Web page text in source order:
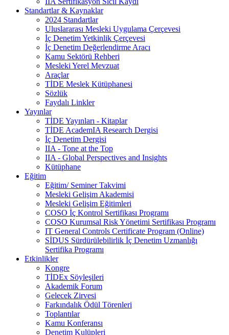
Standartlar & Kaynaklar
2024 Standartlar
Uluslararası Mesleki Uygulama Çerçevesi
İç Denetim Yetkinlik Çerçevesi
İç Denetim Değerlendirme Aracı
Kamu Sektörü Rehberi
Mesleki Yerel Mevzuat
Araçlar
TİDE Meslek Kütüphanesi
Sözlük
Faydalı Linkler
Yayınlar
TİDE Yayınları - Kitaplar
TİDE AcademIA Research Dergisi
İç Denetim Dergisi
IIA - Tone at the Top
IIA - Global Perspectives and Insights
Kütüphane
Eğitim
Eğitim/ Seminer Takvimi
Mesleki Gelişim Akademisi
Mesleki Gelişim Eğitimleri
COSO İç Kontrol Sertifikası Programı
COSO Kurumsal Risk Yönetimi Sertifikası Programı
IT General Controls Certificate Program (Online)
SİDUS Sürdürülebilirlik İç Denetim Uzmanlığı
Sertifika Programı
Etkinlikler
Kongre
TİDEx Söyleşileri
Akademik Forum
Gelecek Zirvesi
Farkındalık Ödül Törenleri
Toplantılar
Kamu Konferansı
Denetim Kulüpleri